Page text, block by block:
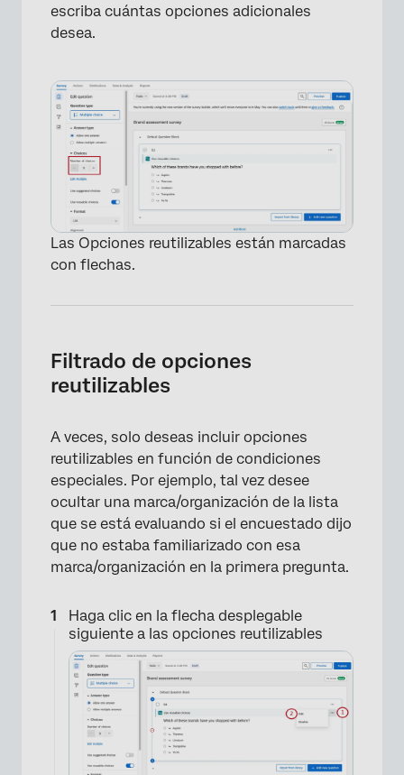
×
escriba cuántas opciones adicionales
desea.
Las Opciones reutilizables están marcadas
con flechas.
Filtrado de opciones
reutilizables
A veces, solo deseas incluir opciones
reutilizables en función de condiciones
especiales. Por ejemplo, tal vez desee
ocultar una marca/organización de la lista
que se está evaluando si el encuestado dijo
que no estaba familiarizado con esa
marca/organización en la primera pregunta.
Haga clic en la flecha desplegable
siguiente a las opciones reutilizables